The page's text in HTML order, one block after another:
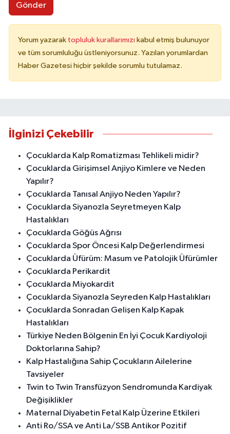
Gönder
Yorum yazarak topluluk kurallarımızı kabul etmiş bulunuyor
ve tüm sorumluluğu üstleniyorsunuz. Yazılan yorumlardan
Haber Gazetesi hiçbir şekilde sorumlu tutulamaz.
İlginizi Çekebilir
Çocuklarda Kalp Romatizması Tehlikeli midir?
Çocuklarda Girişimsel Anjiyo Kimlere ve Neden
Yapılır?
Çocuklarda Tanısal Anjiyo Neden Yapılır?
Çocuklarda Siyanozla Seyretmeyen Kalp
Hastalıkları
Çocuklarda Göğüs Ağrısı
Çocuklarda Spor Öncesi Kalp Değerlendirmesi
Çocuklarda Üfürüm: Masum ve Patolojik Üfürümler
Çocuklarda Perikardit
Çocuklarda Miyokardit
Çocuklarda Siyanozla Seyreden Kalp Hastalıkları
Çocuklarda Sonradan Gelişen Kalp Kapak
Hastalıkları
Türkiye Neden Bölgenin En İyi Çocuk Kardiyoloji
Doktorlarına Sahip?
Kalp Hastalığına Sahip Çocukların Ailelerine
Tavsiyeler
Twin to Twin Transfüzyon Sendromunda Kardiyak
Değişiklikler
Maternal Diyabetin Fetal Kalp Üzerine Etkileri
Anti Ro/SSA ve Anti La/SSB Antikor Pozitif